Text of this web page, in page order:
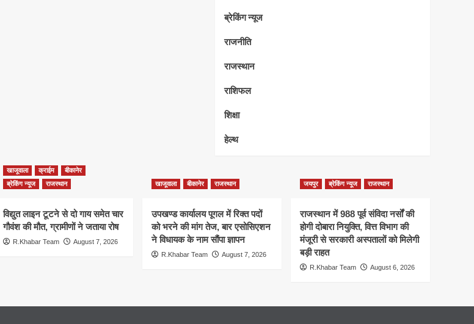
ब्रेकिंग न्यूज
राजनीति
राजस्थान
राशिफल
शिक्षा
हेल्थ
खाजूवाला क्राईम
बीकानेर
ब्रेकिंग न्यूज
राजस्थान
विद्युत लाइन टूटने से दो गाय समेत चार
गौवंश की मौत, ग्रामीणों ने जताया रोष
R.Khabar Team August 7, 2026
खाजूवाला बीकानेर राजस्थान
उपखण्ड कार्यालय पूगल में रिक्त पदों
को भरने की मांग तेज, बार एसोसिएशन
ने विधायक के नाम सौंपा ज्ञापन
R.Khabar Team August 7, 2026
जयपुर ब्रेकिंग न्यूज राजस्थान
राजस्थान में 988 पूर्व संविदा नर्सों की
होगी दोबारा नियुक्ति, वित्त विभाग की
मंजूरी से सरकारी अस्पतालों को मिलेगी
बड़ी राहत
R.Khabar Team August 6, 2026